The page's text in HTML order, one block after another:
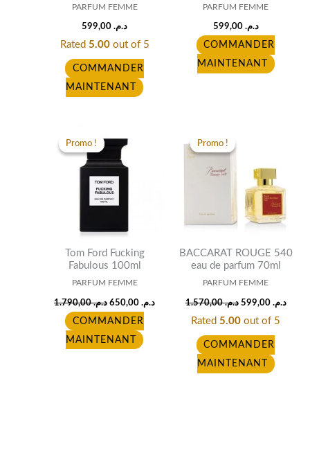
PARFUM FEMME
د.م.599,00
Rated 5.00out of 5
COMMANDER
MAINTENANT
PARFUM FEMME
د.م. 599,00
COMMANDER
MAINTENANT
Promo !
Promo !
Tom Ford Fucking
Fabulous 100ml
PARFUM FEMME
د.م.1.790,00
price
was:
د.م.650,00
COMMANDER
MAINTENANT
Promo !
Promo !
BACCARAT ROUGE 540
eau de parfum 70ml
PARFUM FEMME
د.م.1.570,00 د.م. 599,00
Rated5.00 out of 5
COMMANDER
MAINTENANT